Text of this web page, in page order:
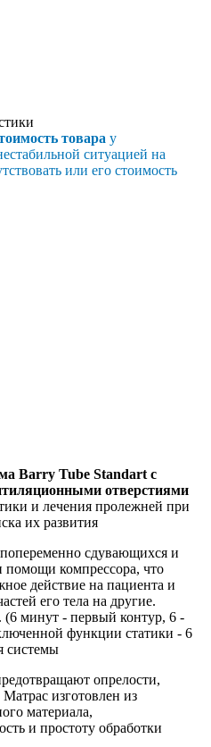
товара у
ситуацией на
или его стоимость
Barry Tube Standart с
отверстиями
и лечения пролежней при
их развития
сдувающихся и
помощи компрессора, что
действие на пациента и
его тела на другие.
минут - первый контур, 6 -
функции статики - 6
системы
опрелости,
изготовлен из
материала,
и простоту обработки